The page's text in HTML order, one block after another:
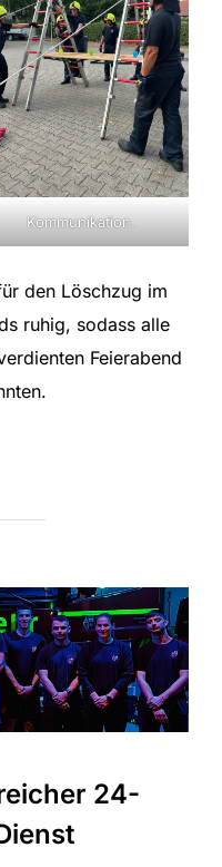
Kommunikation.
den Löschzug im
ruhig, sodass alle
Feierabend
24-